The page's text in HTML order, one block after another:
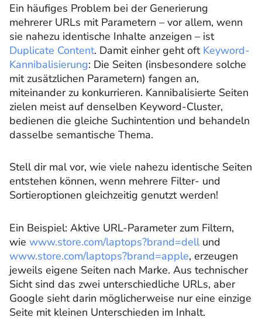
Ein häufiges Problem bei der Generierung
mehrerer URLs mit Parametern – vor allem, wenn
sie nahezu identische Inhalte anzeigen – ist
Duplicate Content. Damit einher geht oft Keyword-
Kannibalisierung: Die Seiten (insbesondere solche
mit zusätzlichen Parametern) fangen an,
miteinander zu konkurrieren. Kannibalisierte Seiten
zielen meist auf denselben Keyword-Cluster,
bedienen die gleiche Suchintention und behandeln
dasselbe semantische Thema.
Stell dir mal vor, wie viele nahezu identische Seiten
entstehen können, wenn mehrere Filter- und
Sortieroptionen gleichzeitig genutzt werden!
Ein Beispiel: Aktive URL-Parameter zum Filtern,
wie www.store.com/laptops?brand=dellund
www.store.com/laptops?brand=apple, erzeugen
jeweils eigene Seiten nach Marke. Aus technischer
Sicht sind das zwei unterschiedliche URLs, aber
Google sieht darin möglicherweise nur eine einzige
Seite mit kleinen Unterschieden im Inhalt.